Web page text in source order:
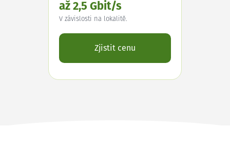
až 2,5 Gbit/s
V závislosti na lokalitě.
Zjistit cenu